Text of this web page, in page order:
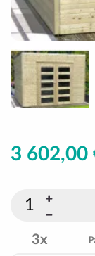
3 602,00
3x